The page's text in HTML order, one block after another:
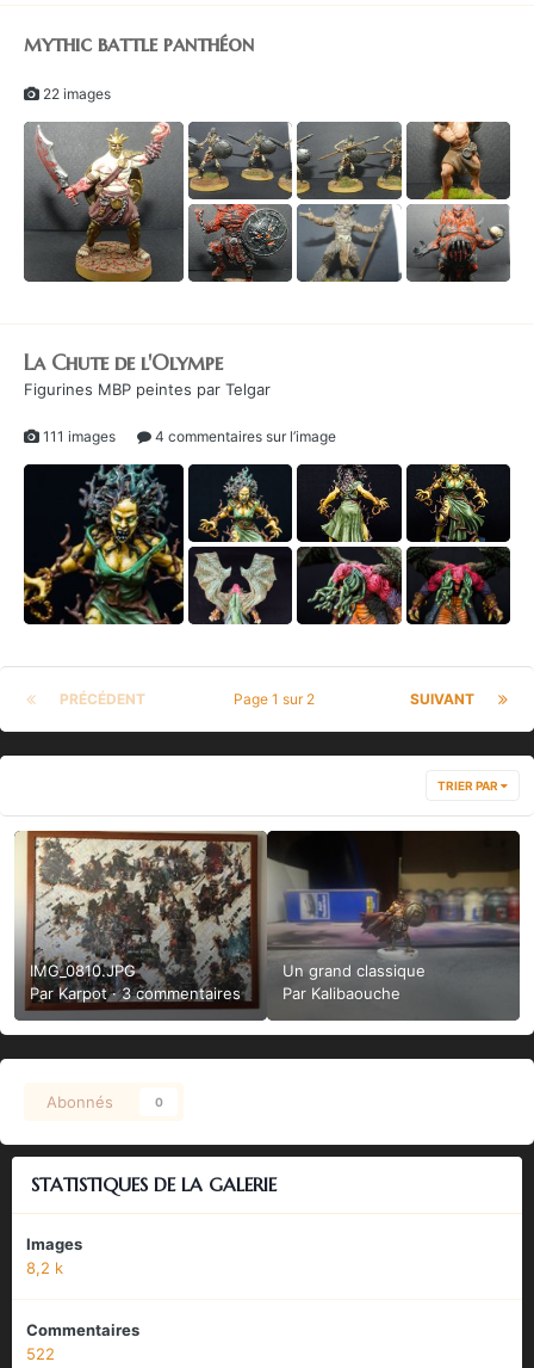
mythic battle panthéon
22 images
La Chute de l'Olympe
Figurines MBP peintes par Telgar
111 images 4 commentaires sur l’image
PRÉCÉDENT SUIVANT
Page 1 sur 2
TRIER PAR
IMG_0810.JPG
ParKarpot·3 commentaires
Un grand classique
Par Kalibaouche
Abonnés 0
STATISTIQUES DE LA GALERIE
Images
8,2 k
Commentaires
522